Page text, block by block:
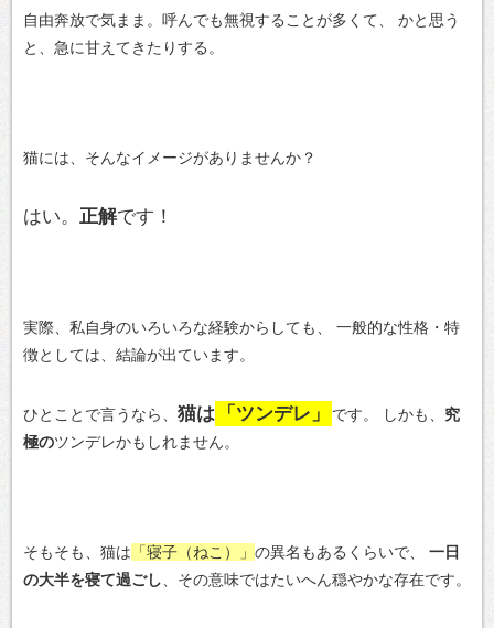
自由奔放で気まま。呼んでも無視することが多くて、
かと思う
と、急に甘えてきたりする。
猫には、そんなイメージがありませんか？
はい。 正解です！
実際、私自身のいろいろな経験からしても、
一般的な性格・特
徴としては、結論が出ています。
ひとことで言うなら、 猫は 「ツンデレ」 です。 しかも、 究
極のツンデレかもしれません。
そもそも、猫は 「寝子（ねこ）」 の異名もあるくらいで、
一日
の大半を寝て過ごし 、その意味ではたいへん穏やかな存在です。